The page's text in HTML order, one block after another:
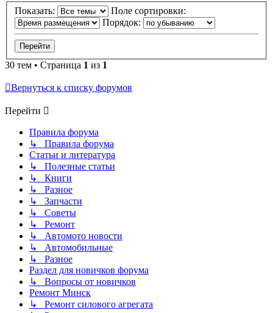
Показать:
Поле сортировки:
Порядок:
30 тем • Страница 1 из 1
Вернуться к списку форумов
Перейти
Правила форума
↳ Правила форума
Статьи и литература
↳ Полезные статьи
↳ Книги
↳ Разное
↳ Запчасти
↳ Советы
↳ Ремонт
↳ Автомото новости
↳ Автомобильные
↳ Разное
Раздел для новичков форума
↳ Вопросы от новичков
Ремонт Минск
↳ Ремонт силового агрегата